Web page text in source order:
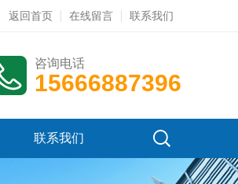
返回首页 在线留言 联系我们
咨询电话
15666887396
联系我们